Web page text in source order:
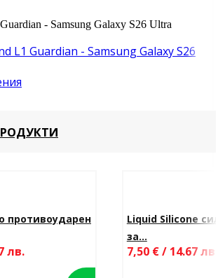
- Samsung Galaxy S26 Ultra
L1 Guardian - Samsung Galaxy S26
противоударен
лв.
Liquid Silicone
за...
7,50 € / 14.67 лв.